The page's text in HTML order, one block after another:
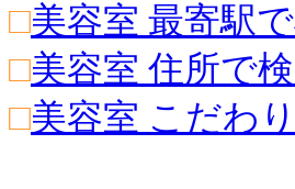
□美容室 最寄駅
□美容室 住所で
□美容室 こだわ